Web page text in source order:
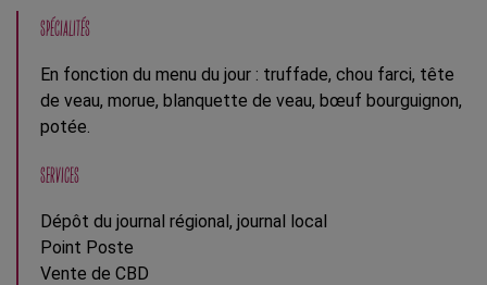
SPÉCIALITÉS
En fonction du menu du jour : truffade, chou farci, tête
de veau, morue, blanquette de veau, bœuf bourguignon,
potée.
SERVICES
Dépôt du journal régional, journal local
Point Poste
Vente de CBD